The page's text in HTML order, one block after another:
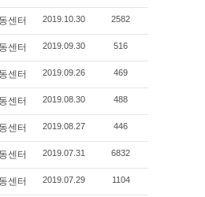
센터 2019.10.30 2582
센터 2019.09.30 516
센터 2019.09.26 469
센터 2019.08.30 488
센터 2019.08.27 446
센터 2019.07.31 6832
센터 2019.07.29 1104